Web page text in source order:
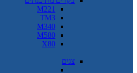
M221
TM3
M340
M580
X80
צגים